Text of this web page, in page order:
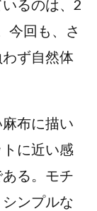
るのは、2
今回も、さ
ず自然体
布に描い
に近い感
る。モチ
ンプルな